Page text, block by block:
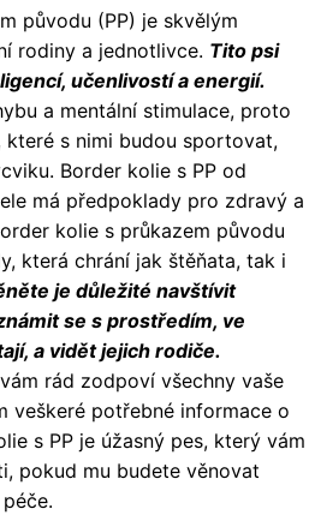
původu (PP) je skvělým
rodiny a jednotlivce. Tito psi
učenlivostí a energií.
a mentální stimulace, proto
které s nimi budou sportovat,
Border kolie s PP od
má předpoklady pro zdravý a
kolie s průkazem původu
která chrání jak štěňata, tak i
je důležité navštívit
se s prostředím, ve
a vidět jejich rodiče.
rád zodpoví všechny vaše
veškeré potřebné informace o
s PP je úžasný pes, který vám
pokud mu budete věnovat